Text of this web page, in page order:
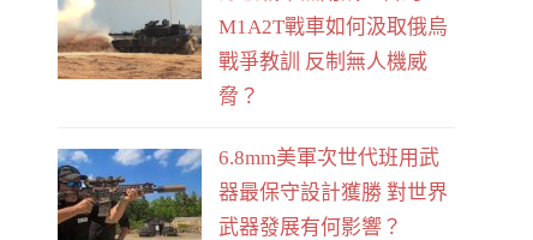
M1A2T戰車如何汲取俄烏
戰爭教訓 反制無人機威
脅？
6.8mm美軍次世代班用武
器最保守設計獲勝 對世界
武器發展有何影響？